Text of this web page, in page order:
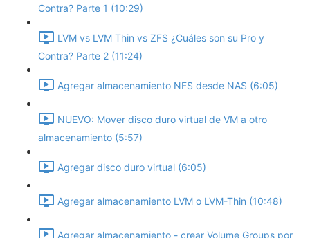
Contra? Parte 1 (10:29)
LVM vs LVM Thin vs ZFS ¿Cuáles son su Pro y
Contra? Parte 2 (11:24)
Agregar almacenamiento NFS desde NAS (6:05)
NUEVO: Mover disco duro virtual de VM a otro
almacenamiento (5:57)
Agregar disco duro virtual (6:05)
Agregar almacenamiento LVM o LVM-Thin (10:48)
Agregar almacenamiento - crear Volume Groups por